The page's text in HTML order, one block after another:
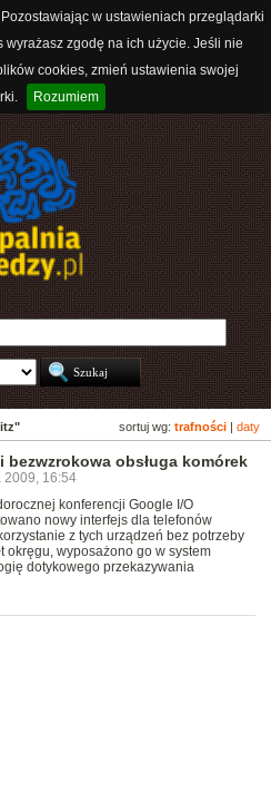
w ustawieniach przeglądarki
wyrażasz zgodę na ich użycie. Jeśli nie
cookies, zmień ustawienia swojej
Rozumiem
sortuj wg: trafności daty
bezwzrokowa obsługa komórek
2009, 16:54
konferencji Google I/O
nowy interfejs dla telefonów
z tych urządzeń bez potrzeby
okręgu, wyposażono go w system
dotykowego przekazywania